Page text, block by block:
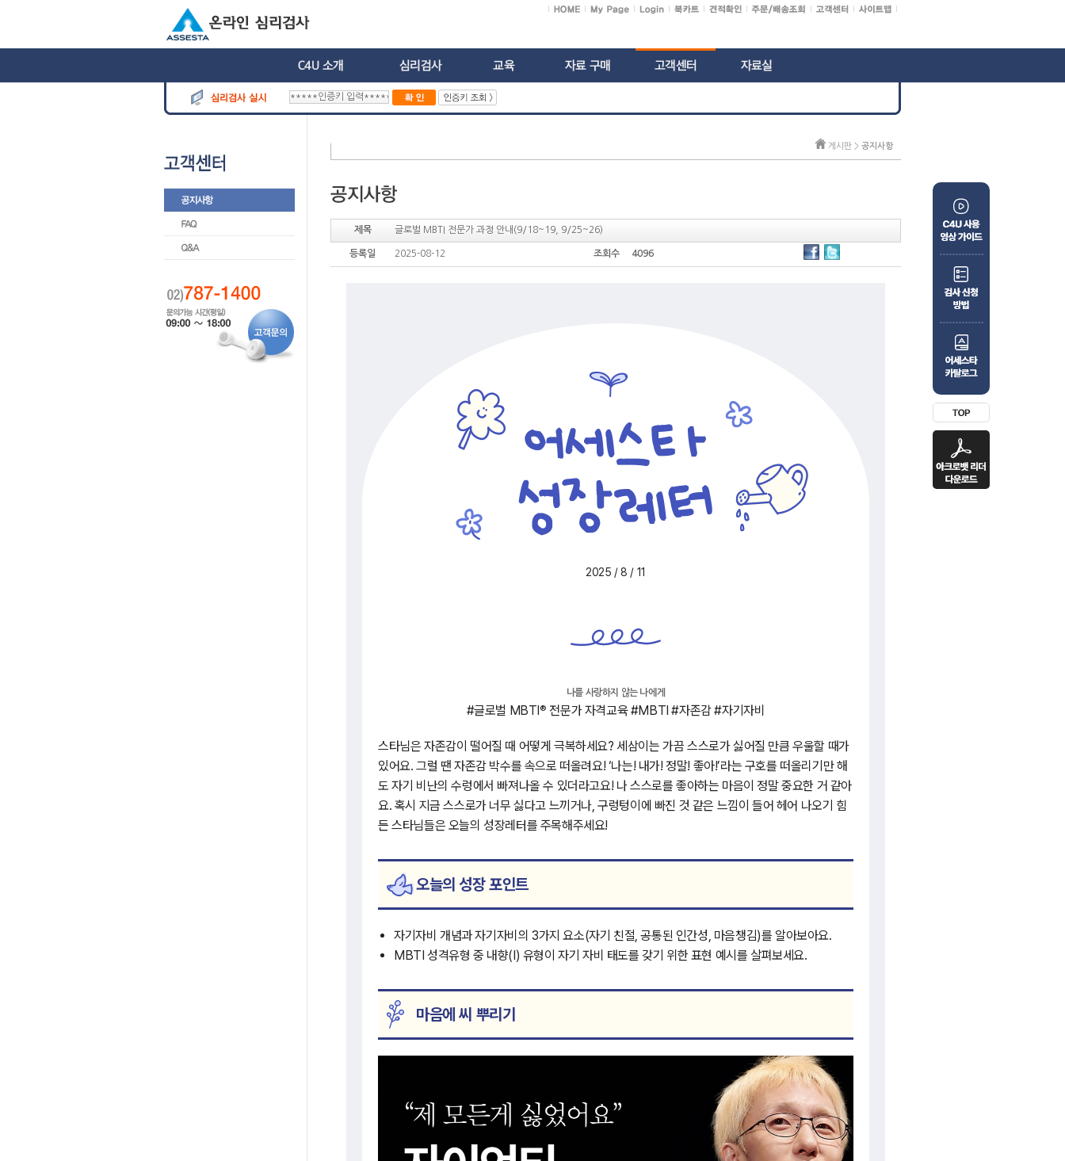
게시판 > 공지사항
제목 글로벌 MBTI 전문가 과정 안내(9/18~19, 9/25~26)
등록일 2025-08-12 조회수 4096
2025 / 8 / 11
나를 사랑하지 않는 나에게
#글로벌 MBTI® 전문가 자격교육 #MBTI #자존감 #자기자비
스타님은 자존감이 떨어질 때 어떻게 극복하세요? 세삼이는 가끔 스스로가 싫어질 만큼 우울할 때가
있어요. 그럴 땐 자존감 박수를 속으로 떠올려요! ‘나는! 내가! 정말! 좋아!’라는 구호를 떠올리기만 해
도 자기 비난의 수렁에서 빠져나올 수 있더라고요! 나 스스로를 좋아하는 마음이 정말 중요한 거 같아
요. 혹시 지금 스스로가 너무 싫다고 느끼거나, 구렁텅이에 빠진 것 같은 느낌이 들어 헤어 나오기 힘
든 스타님들은 오늘의 성장레터를 주목해주세요!
오늘의 성장 포인트
자기자비 개념과 자기자비의 3가지 요소(자기 친절, 공통된 인간성, 마음챙김)를 알아보아요.
MBTI 성격유형 중 내향(I) 유형이 자기 자비 태도를 갖기 위한 표현 예시를 살펴보세요.
마음에 씨 뿌리기